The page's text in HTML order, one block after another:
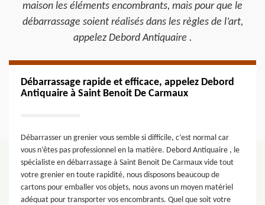
maison les éléments encombrants, mais pour que le
débarrassage soient réalisés dans les règles de l’art,
appelez Debord Antiquaire .
Débarrassage rapide et efficace, appelez Debord
Antiquaire à Saint Benoit De Carmaux
Débarrasser un grenier vous semble si difficile, c’est normal car
vous n’êtes pas professionnel en la matière. Debord Antiquaire , le
spécialiste en débarrassage à Saint Benoit De Carmaux vide tout
votre grenier en toute rapidité, nous disposons beaucoup de
cartons pour emballer vos objets, nous avons un moyen matériel
adéquat pour transporter vos encombrants. Quel que soit votre